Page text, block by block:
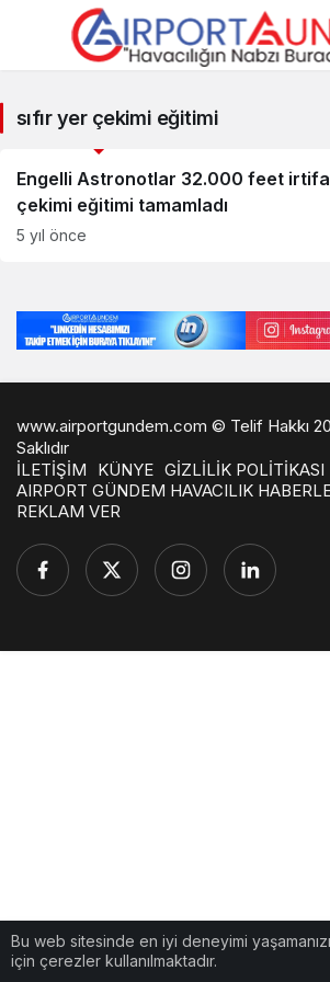
yer
çekimi
eğitimi
sıfır yer çekimi eğitimi
Engelli Astronotlar 32.000 feet
çekimi eğitimi tamamladı
5 yıl önce
Bu web sitesinde en iyi deneyimi
için çerezler kullanılmaktadır.
www.airportgundem.com © Telif Hakkı
Saklıdır
İLETİŞİM
KÜNYE GİZLİLİK POLİTİKASI
AIRPORT GÜNDEM HAVACILIK
REKLAM VER